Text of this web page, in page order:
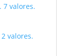
7 valores.
valores.